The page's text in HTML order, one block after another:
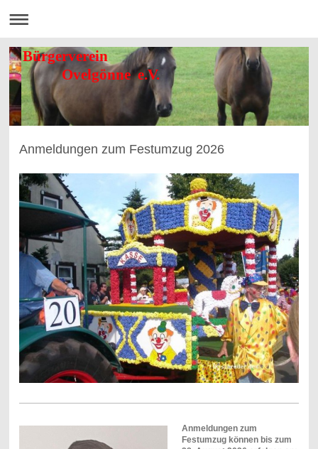
Bürgerverein
Ovelgönne e.V.
Anmeldungen zum Festumzug 2026
Anmeldungen zum
Festumzug können bis zum